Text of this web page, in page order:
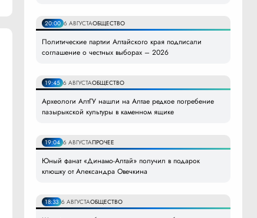
20:00 6 АВГУСТАОБЩЕСТВО
Политические партии Алтайского края подписали
соглашение о честных выборах – 2026
19:45 6 АВГУСТАОБЩЕСТВО
Археологи АлтГУ нашли на Алтае редкое погребение
пазырыкской культуры в каменном ящике
19:04 6 АВГУСТАПРОЧЕЕ
Юный фанат «Динамо-Алтай» получил в подарок
клюшку от Александра Овечкина
18:33 6 АВГУСТАОБЩЕСТВО